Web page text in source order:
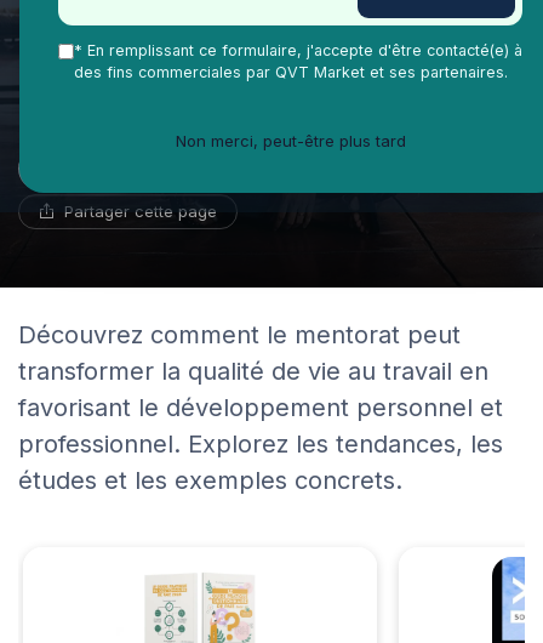
Mentorat def : un guide
complet pour améliorer la
Partager cette page
Découvrez comment le mentorat peut
transformer la qualité de vie au travail en
favorisant le développement personnel et
professionnel. Explorez les tendances, les
études et les exemples concrets.
* En remplissant ce formulaire, j'accepte d'être contacté(e) à
des fins commerciales par QVT Market et ses partenaires.
Non merci, peut-être plus tard